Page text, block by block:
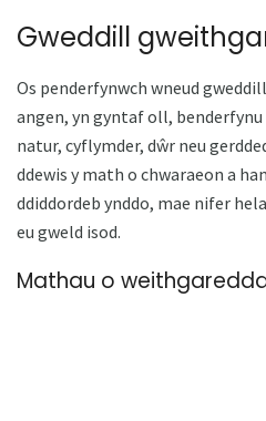
Gweddill
Os penderfynwch wneud
angen, yn gyntaf oll,
natur, cyflymder, dŵr neu
ddewis y math o chwaraeon a
ddiddordeb ynddo, mae nifer
eu gweld isod.
Mathau o